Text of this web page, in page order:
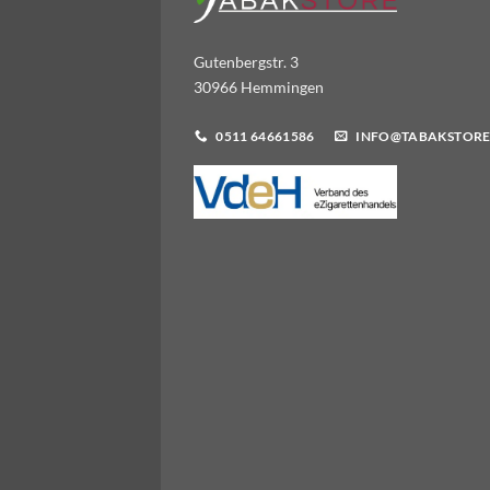
Gutenbergstr. 3
30966 Hemmingen
0511 64661586